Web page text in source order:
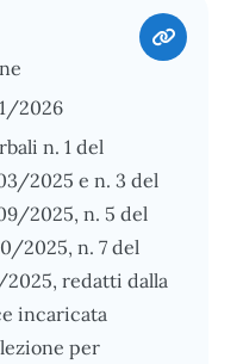
2026
n. 1 del
2025 e n. 3 del
2025, n. 5 del
2025, n. 7 del
redatti dalla
incaricata
per